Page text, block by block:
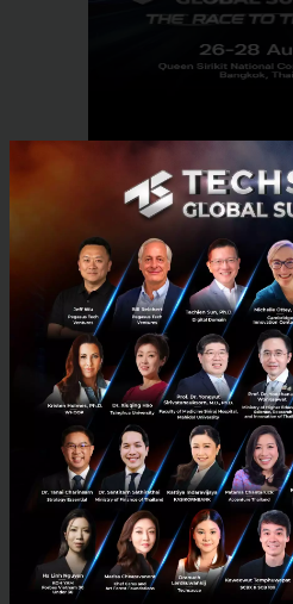
RELATED ARTICLE